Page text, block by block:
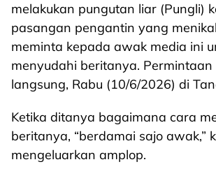
melakukan pungutan liar (Pungli)
pasangan pengantin yang
meminta kepada awak media ini
menyudahi beritanya.
langsung, Rabu (10/6/2026) di
Ketika ditanya bagaimana cara
beritanya, “berdamai sajo awak,”
mengeluarkan amplop.